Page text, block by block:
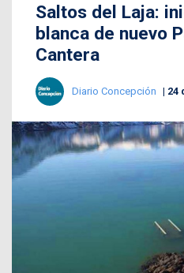
Saltos del Laja:
blanca de nuevo
Cantera
Diario Concepción 24